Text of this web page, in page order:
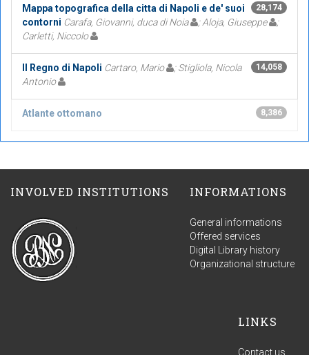
28,174
Mappa topografica della citta di Napoli e de' suoi
contorni Carafa, Giovanni, duca di Noia ; Aloja, Giuseppe
;
Carletti, Niccolo
14,058
Il Regno di Napoli Cartaro, Mario
; Stigliola, Nicola
Antonio
8,386
Atlante ottomano
INVOLVED INSTITUTIONS INFORMATIONS
General informations
Offered services
Digital Library history
Organizational structure
LINKS
Contact us